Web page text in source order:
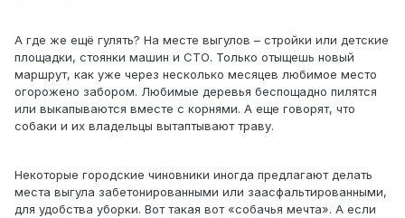
А где же ещё гулять? На месте выгулов – стройки или детские
площадки, стоянки машин и СТО. Только отыщешь новый
маршрут, как уже через несколько месяцев любимое место
огорожено забором. Любимые деревья беспощадно пилятся
или выкапываются вместе с корнями. А еще говорят, что
собаки и их владельцы вытаптывают траву.
Некоторые городские чиновники иногда предлагают делать
места выгула забетонированными или заасфальтированными,
для удобства уборки. Вот такая вот «собачья мечта». А если